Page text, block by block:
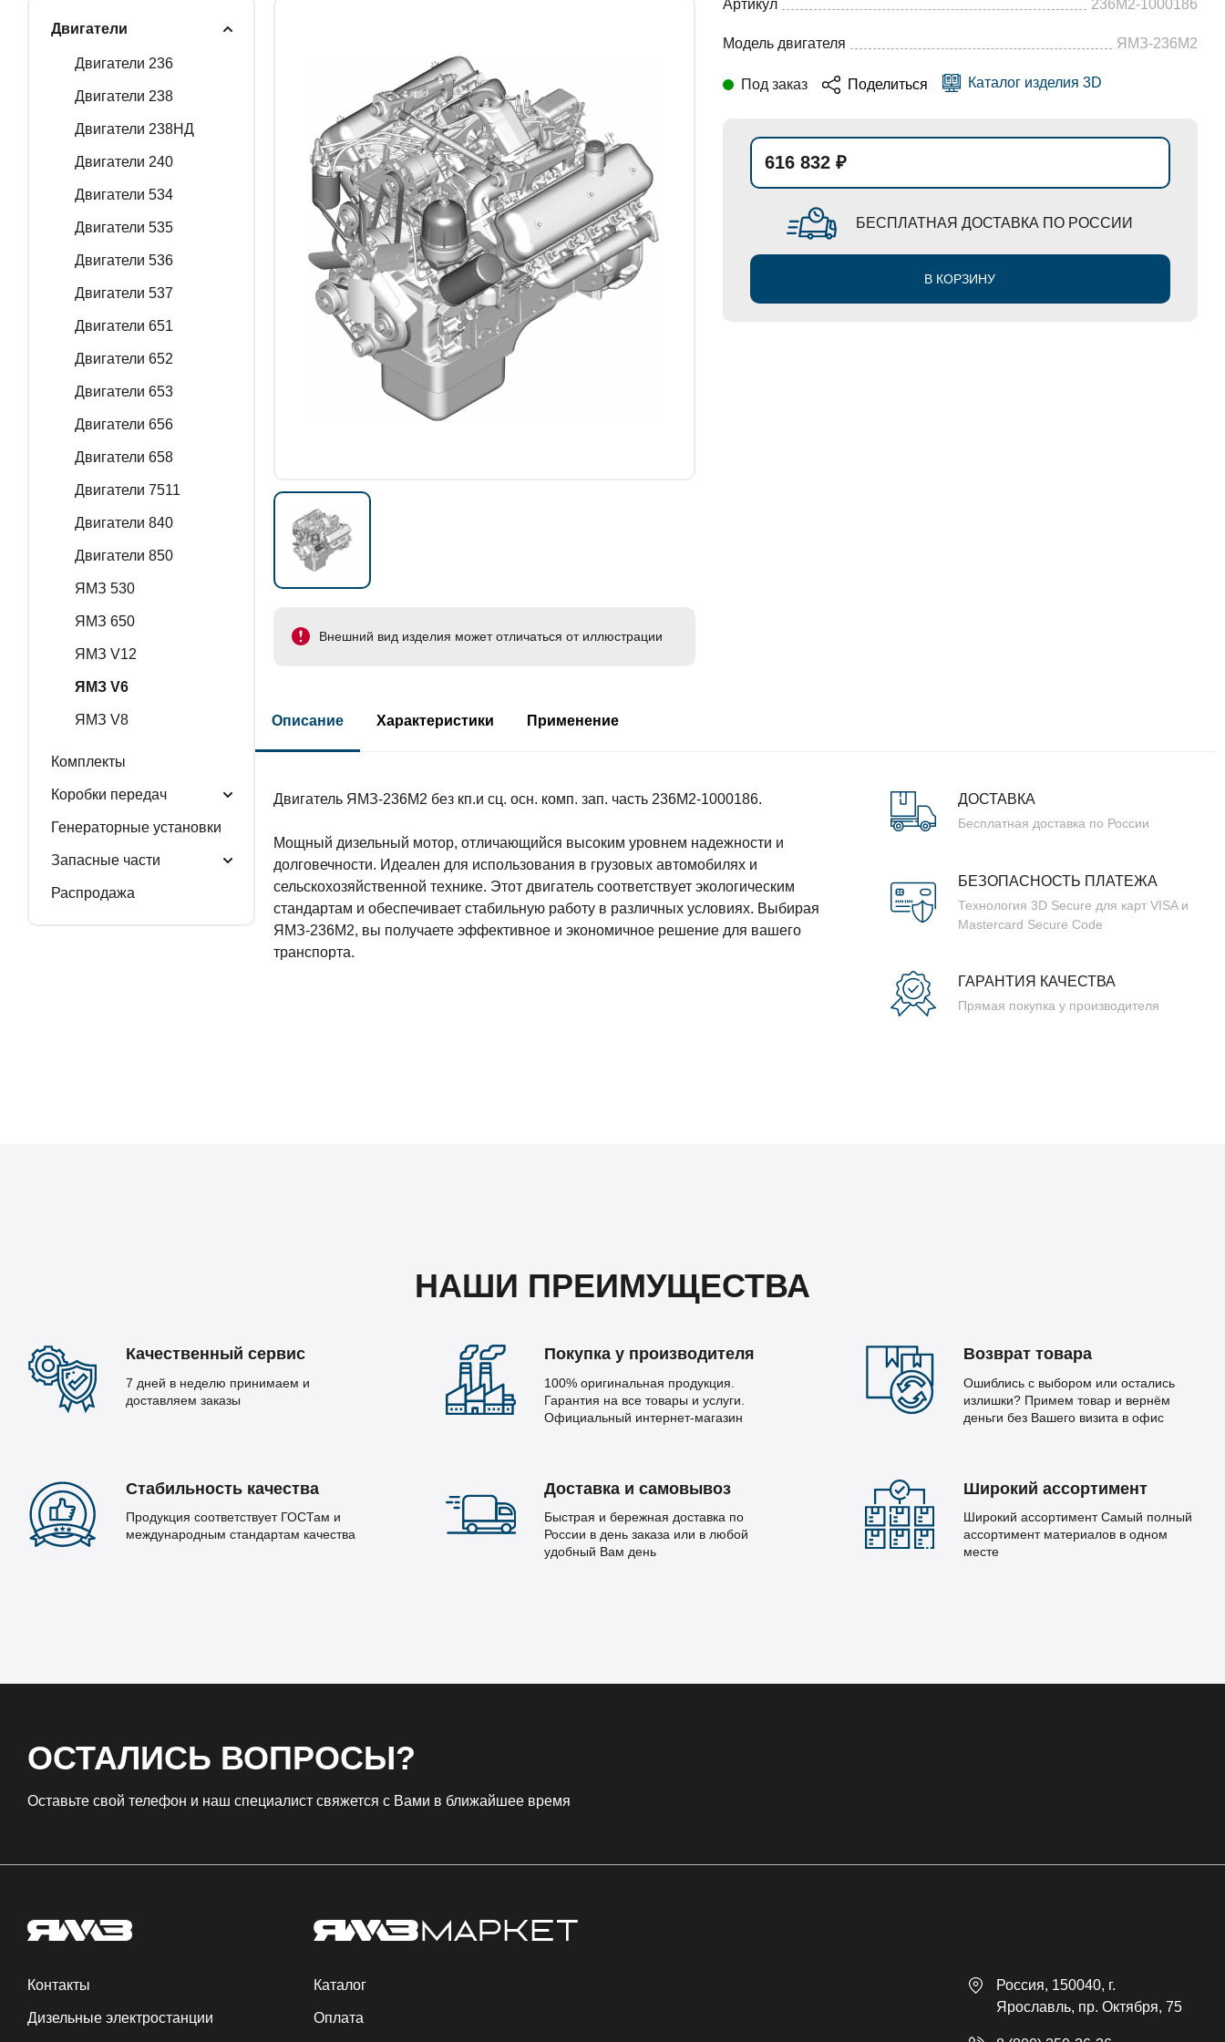
ЗАПАСНЫЕ ЧАСТИ
РАСПРОДАЖА
Двигатели
Двигатели 236
Двигатели 238
Двигатели 238НД
Двигатели 240
Двигатели 534
Двигатели 535
Двигатели 536
Двигатели 537
Двигатели 651
Двигатели 652
Двигатели 653
Двигатели 656
Двигатели 658
Двигатели 7511
Двигатели 840
Двигатели 850
ЯМЗ 530
ЯМЗ 650
ЯМЗ V12
ЯМЗ V6
ЯМЗ V8
Комплекты
Коробки передач
Генераторные установки
Запасные части
Распродажа
Внешний вид изделия может отличаться от иллюстрации
Артикул 236М2-1000186
Модель двигателя ЯМЗ-236М2
Под заказ Поделиться Каталог изделия 3D
616 832 ₽
БЕСПЛАТНАЯ ДОСТАВКА ПО РОССИИ
В КОРЗИНУ
Описание Характеристики Применение
Двигатель ЯМЗ-236М2 без кп.и сц. осн. комп. зап. часть 236М2-1000186.
Мощный дизельный мотор, отличающийся высоким уровнем надежности и
долговечности. Идеален для использования в грузовых автомобилях и
сельскохозяйственной технике. Этот двигатель соответствует экологическим
стандартам и обеспечивает стабильную работу в различных условиях. Выбирая
ЯМЗ-236М2, вы получаете эффективное и экономичное решение для вашего
транспорта.
ДОСТАВКА
Бесплатная доставка по России
БЕЗОПАСНОСТЬ ПЛАТЕЖА
Технология 3D Secure для карт VISA и
Mastercard Secure Code
ГАРАНТИЯ КАЧЕСТВА
Прямая покупка у производителя
НАШИ ПРЕИМУЩЕСТВА
Качественный сервис
7 дней в неделю принимаем и
доставляем заказы
Покупка у производителя
100% оригинальная продукция.
Гарантия на все товары и услуги.
Официальный интернет-магазин
Возврат товара
Ошиблись с выбором или остались
излишки? Примем товар и вернём
деньги без Вашего визита в офис
Стабильность качества
Продукция соответствует ГОСТам и
международным стандартам качества
Доставка и самовывоз
Быстрая и бережная доставка по
России в день заказа или в любой
удобный Вам день
Широкий ассортимент
Широкий ассортимент Самый полный
ассортимент материалов в одном
месте
ОСТАЛИСЬ ВОПРОСЫ?
Оставьте свой телефон и наш специалист свяжется с Вами в ближайшее время
Контакты
Дизельные электростанции
Каталог
Оплата
Россия, 150040, г.
Ярославль, пр. Октября, 75